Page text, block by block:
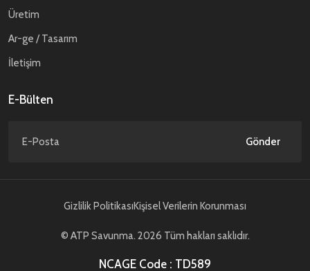
Üretim
Ar-ge / Tasarım
İletişim
E-Bülten
Gönder
Gizlilik PolitikasıKişisel Verilerin Korunması
© ATP Savunma. 2026 Tüm hakları saklıdır.
NCAGE Code : TD589